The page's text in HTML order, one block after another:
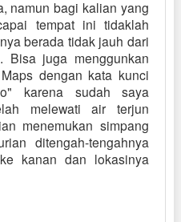
namun bagi kalian yang
tempat ini tidaklah
berada tidak jauh dari
Bisa juga menggunkan
dengan kata kunci
karena sudah saya
melewati air terjun
menemukan simpang
ditengah-tengahnya
kanan dan lokasinya